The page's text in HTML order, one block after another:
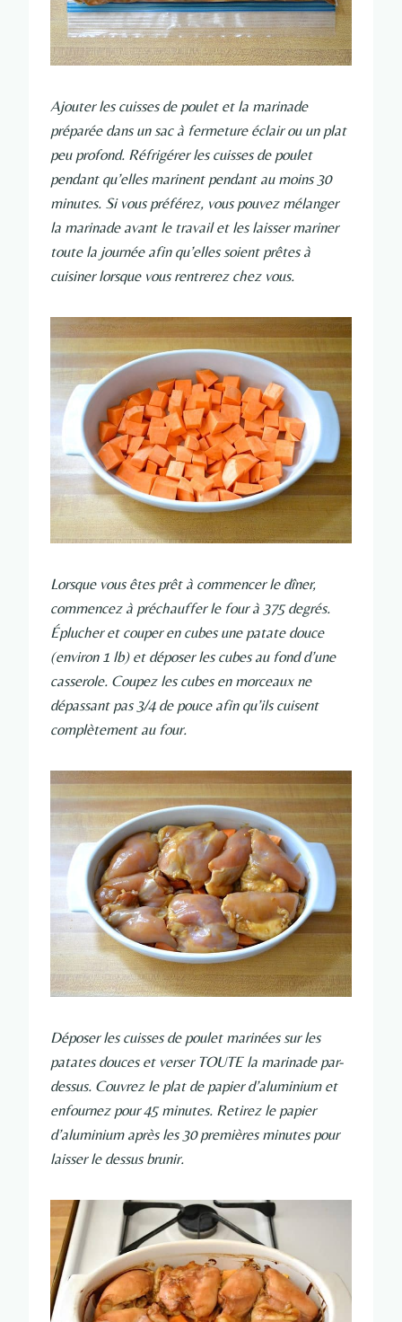
Ajouter les cuisses de poulet et la marinade
préparée dans un sac à fermeture éclair ou un plat
peu profond. Réfrigérer les cuisses de poulet
pendant qu’elles marinent pendant au moins 30
minutes. Si vous préférez, vous pouvez mélanger
la marinade avant le travail et les laisser mariner
toute la journée afin qu’elles soient prêtes à
cuisiner lorsque vous rentrerez chez vous.
Lorsque vous êtes prêt à commencer le dîner,
commencez à préchauffer le four à 375 degrés.
Éplucher et couper en cubes une patate douce
(environ 1 lb) et déposer les cubes au fond d’une
casserole. Coupez les cubes en morceaux ne
dépassant pas 3/4 de pouce afin qu’ils cuisent
complètement au four.
Déposer les cuisses de poulet marinées sur les
patates douces et verser TOUTE la marinade par-
dessus. Couvrez le plat de papier d’aluminium et
enfournez pour 45 minutes. Retirez le papier
d’aluminium après les 30 premières minutes pour
laisser le dessus brunir.